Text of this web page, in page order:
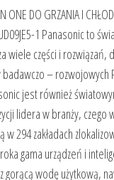
DO GRZANIA I
1 Panasonic to
wiele części i rozwiązań,
– rozwojowych
jest również
lidera w branży, czego
zakładach
gama urządzeń i
wodę użytkową,